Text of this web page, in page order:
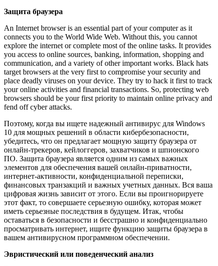
Защита браузера
An Internet browser is an essential part of your computer as it
connects you to the World Wide Web. Without this, you cannot
explore the internet or complete most of the online tasks. It provides
you access to online sources, banking, information, shopping and
communication, and a variety of other important works. Black hats
target browsers at the very first to compromise your security and
place deadly viruses on your device. They try to hack it first to track
your online activities and financial transactions. So, protecting web
browsers should be your first priority to maintain online privacy and
fend off cyber attacks.
Поэтому, когда вы ищете надежный антивирус для Windows
10 для мощных решений в области кибербезопасности,
убедитесь, что он предлагает мощную защиту браузера от
онлайн-трекеров, кейлоггеров, захватчиков и шпионского
ПО. Защита браузера является одним из самых важных
элементов для обеспечения вашей онлайн-приватности,
интернет-активности, конфиденциальной переписки,
финансовых транзакций и важных учетных данных. Вся ваша
цифровая жизнь зависит от этого. Если вы проигнорируете
этот факт, то совершаете серьезную ошибку, которая может
иметь серьезные последствия в будущем. Итак, чтобы
оставаться в безопасности и бесстрашно и конфиденциально
просматривать интернет, ищите функцию защиты браузера в
вашем антивирусном программном обеспечении.
Эвристический или поведенческий анализ